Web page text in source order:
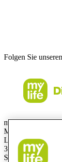
Folgen Sie
mylife Diabetes
Markt Schweiz
Lyssachstrasse 40
3400 Burgdorf
Switzerland